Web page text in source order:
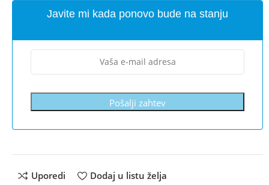
Javite mi kada ponovo bude na stanju
Pošalji zahtev
Uporedi Dodaj u listu želja